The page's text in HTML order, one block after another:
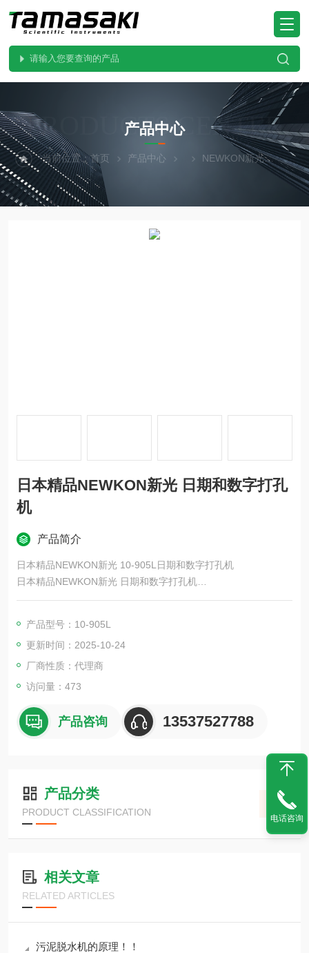
PRODUCTS CENTER
产品中心
当前位置：首页 产品中心 NEWKON新光 10-
日本精品NEWKON新光 日期和数字打孔
机
产品简介
日本精品NEWKON新光 10-905L日期和数字打孔机
日本精品NEWKON新光 日期和数字打孔机
模切机是一种利用孔字母直接在纸张上打孔的机器。
的风险。
被射出的孔洞字母不会消失，因此它们起到了保证、证明和确认
的作用。
产品型号：10-905L
更新时间：2025-10-24
厂商性质：代理商
访问量：473
产品咨询 13537527788
产品分类
PRODUCT CLASSIFICATION
相关文章
RELATED ARTICLES
污泥脱水机的原理！！
电话咨询